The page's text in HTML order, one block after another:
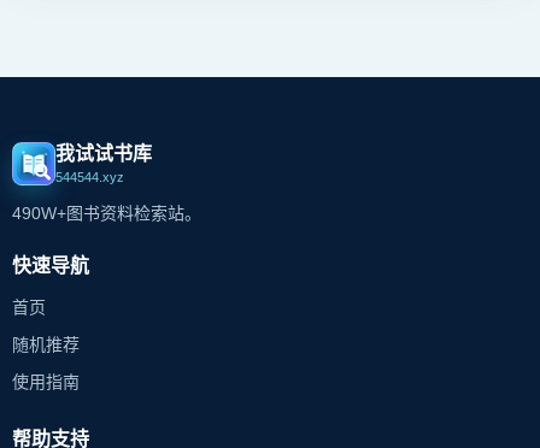
我试试书库
544544.xyz
490W+图书资料检索站。
快速导航
首页
随机推荐
使用指南
帮助支持